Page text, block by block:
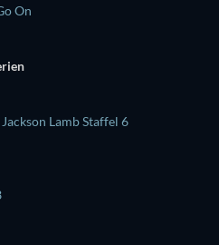
On
Lamb Staffel 6